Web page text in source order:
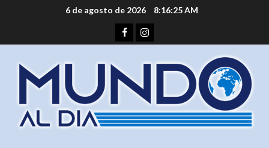
6 de agosto de 2026 8:16:26 AM
FacebookInstagram